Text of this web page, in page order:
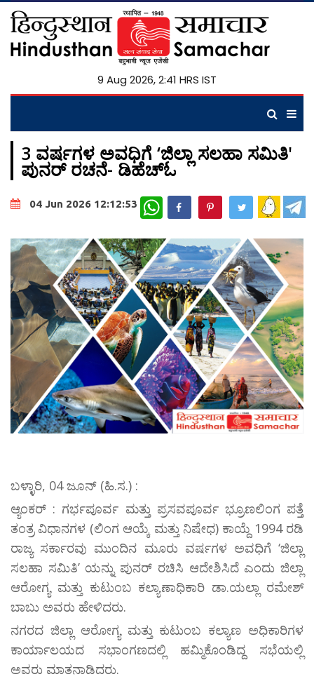
9 Aug 2026, 2:41 HRS IST
3 ವರ್ಷಗಳ ಅವಧಿಗೆ ‘ಜಿಲ್ಲಾ ಸಲಹಾ ಸಮಿತಿ'
ಪುನರ್ ರಚನೆ- ಡಿಹೆಚ್ಓ
04 Jun 2026 12:12:53 WhatsApp
ಬಳ್ಳಾರಿ, 04 ಜೂನ್ (ಹಿ.ಸ.) :
ಆ್ಯಂಕರ್ : ಗರ್ಭಪೂರ್ವ ಮತ್ತು ಪ್ರಸವಪೂರ್ವ ಭ್ರೂಣಲಿಂಗ ಪತ್ತೆ
ತಂತ್ರ ವಿಧಾನಗಳ (ಲಿಂಗ ಆಯ್ಕೆ ಮತ್ತು ನಿಷೇಧ) ಕಾಯ್ದೆ 1994 ರಡಿ
ರಾಜ್ಯ ಸರ್ಕಾರವು ಮುಂದಿನ ಮೂರು ವರ್ಷಗಳ ಅವಧಿಗೆ ‘ಜಿಲ್ಲಾ
ಸಲಹಾ ಸಮಿತಿ’ ಯನ್ನು ಪುನರ್ ರಚಿಸಿ ಆದೇಶಿಸಿದೆ ಎಂದು ಜಿಲ್ಲಾ
ಆರೋಗ್ಯ ಮತ್ತು ಕುಟುಂಬ ಕಲ್ಯಾಣಾಧಿಕಾರಿ ಡಾ.ಯಲ್ಲಾ ರಮೇಶ್
ಬಾಬು ಅವರು ಹೇಳಿದರು.
ನಗರದ ಜಿಲ್ಲಾ ಆರೋಗ್ಯ ಮತ್ತು ಕುಟುಂಬ ಕಲ್ಯಾಣ ಅಧಿಕಾರಿಗಳ
ಕಾರ್ಯಾಲಯದ ಸಭಾಂಗಣದಲ್ಲಿ ಹಮ್ಮಿಕೊಂಡಿದ್ದ ಸಭೆಯಲ್ಲಿ
ಅವರು ಮಾತನಾಡಿದರು.